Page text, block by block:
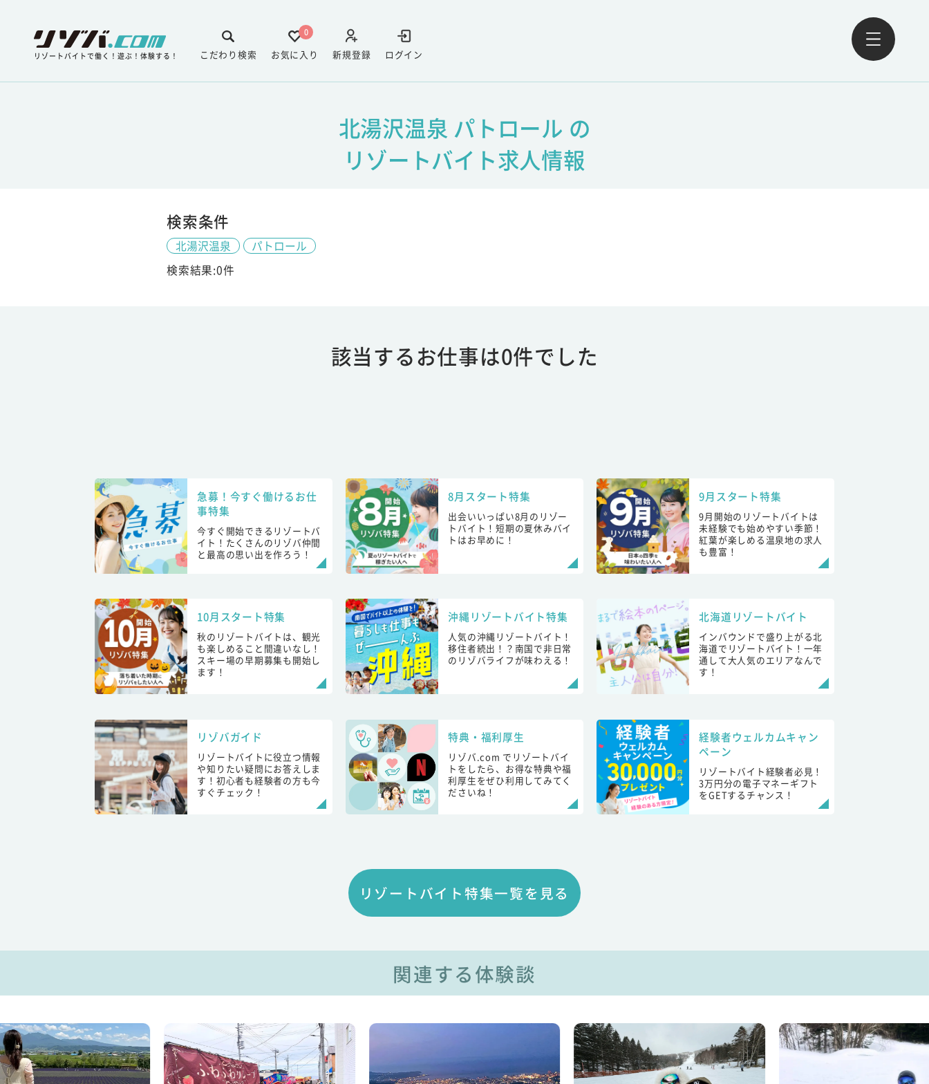
リゾートバイトで働く！遊ぶ！体験する！ ログイン
新規登録
0
お気に入り
こだわり検索
北湯沢温泉 パトロール の
リゾートバイト求人情報
検索条件
北湯沢温泉
パトロール
検索結果:0件
該当するお仕事は0件でした
急募！今すぐ働けるお仕
事特集
今すぐ開始できるリゾートバ
イト！たくさんのリゾバ仲間
と最高の思い出を作ろう！
8月スタート特集
出会いいっぱい8月のリゾー
トバイト！短期の夏休みバイ
トはお早めに！
9月スタート特集
9月開始のリゾートバイトは
未経験でも始めやすい季節！
紅葉が楽しめる温泉地の求人
も豊富！
10月スタート特集
秋のリゾートバイトは、観光
も楽しめること間違いなし！
スキー場の早期募集も開始し
ます！
沖縄リゾートバイト特集
人気の沖縄リゾートバイト！
移住者続出！？南国で非日常
のリゾバライフが味わえる！
北海道リゾートバイト
インバウンドで盛り上がる北
海道でリゾートバイト！一年
通して大人気のエリアなんで
す！
リゾバガイド
リゾートバイトに役立つ情報
や知りたい疑問にお答えしま
す！初心者も経験者の方も今
すぐチェック！
特典・福利厚生
リゾバ.com でリゾートバイ
トをしたら、お得な特典や福
利厚生をぜひ利用してみてく
ださいね！
経験者ウェルカムキャン
ペーン
リゾートバイト経験者必見！
3万円分の電子マネーギフト
をGETするチャンス！
リゾートバイト特集一覧を見る
関連する体験談